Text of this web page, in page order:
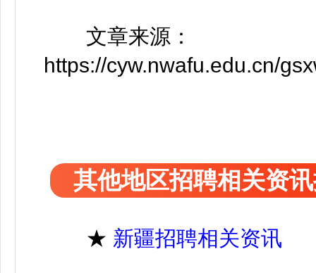
文章来源：
https://cyw.nwafu.edu.cn/
其他地区招聘相关资
★ 新疆招聘相关资讯